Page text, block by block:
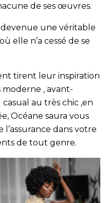
de ses œuvres.
une véritable
elle n’a cessé de se
tirent leur inspiration
, avant-
au très chic ,en
Océane saura vous
dans votre
de tout genre.